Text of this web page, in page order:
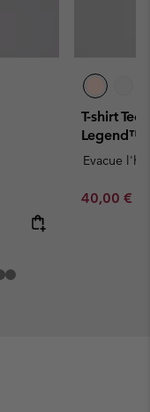
T-shirt
Legend™
Evacue
Minimum
40,00 €